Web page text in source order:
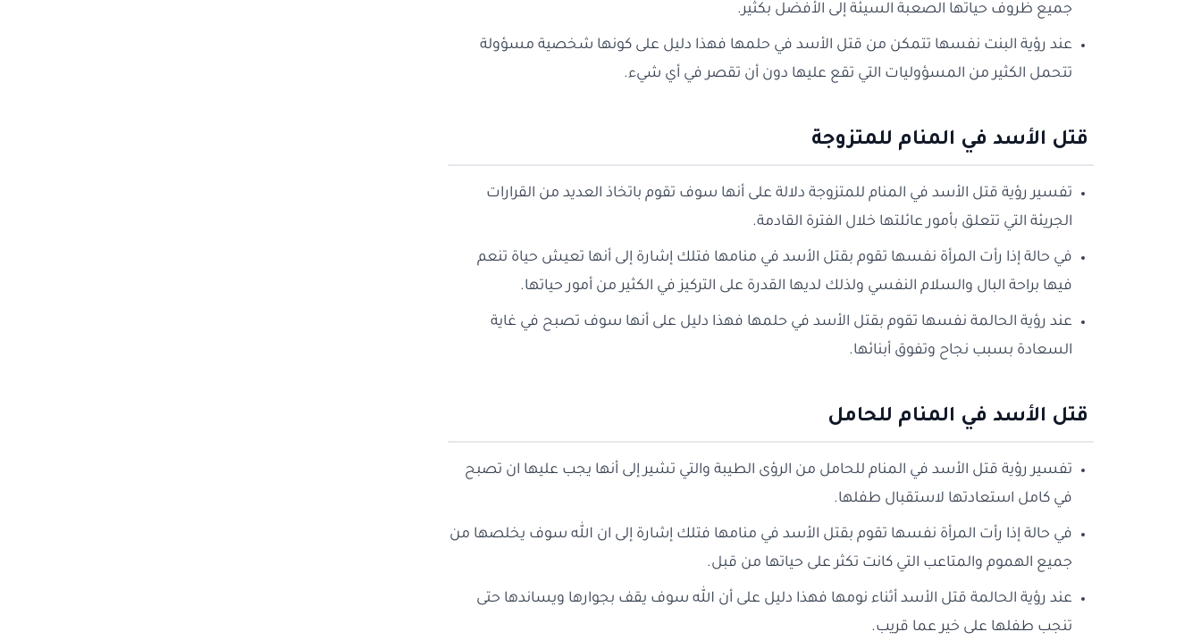
جميع ظروف حياتها الصعبة السيئة إلى الأفضل بكثير.
عند رؤية البنت نفسها تتمكن من قتل الأسد في حلمها فهذا دليل على كونها شخصية مسؤولة
تتحمل الكثير من المسؤوليات التي تقع عليها دون أن تقصر في أي شيء.
قتل الأسد في المنام للمتزوجة
تفسير رؤية قتل الأسد في المنام للمتزوجة دلالة على أنها سوف تقوم باتخاذ العديد من القرارات
الجريئة التي تتعلق بأمور عائلتها خلال الفترة القادمة.
في حالة إذا رأت المرأة نفسها تقوم بقتل الأسد في منامها فتلك إشارة إلى أنها تعيش حياة تنعم
فيها براحة البال والسلام النفسي ولذلك لديها القدرة على التركيز في الكثير من أمور حياتها.
عند رؤية الحالمة نفسها تقوم بقتل الأسد في حلمها فهذا دليل على أنها سوف تصبح في غاية
السعادة بسبب نجاح وتفوق أبنائها.
قتل الأسد في المنام للحامل
تفسير رؤية قتل الأسد في المنام للحامل من الرؤى الطيبة والتي تشير إلى أنها يجب عليها ان تصبح
في كامل استعادتها لاستقبال طفلها.
في حالة إذا رأت المرأة نفسها تقوم بقتل الأسد في منامها فتلك إشارة إلى ان الله سوف يخلصها من
جميع الهموم والمتاعب التي كانت تكثر على حياتها من قبل.
عند رؤية الحالمة قتل الأسد أثناء نومها فهذا دليل على أن الله سوف يقف بجوارها ويساندها حتى
تنجب طفلها على خير عما قريب.